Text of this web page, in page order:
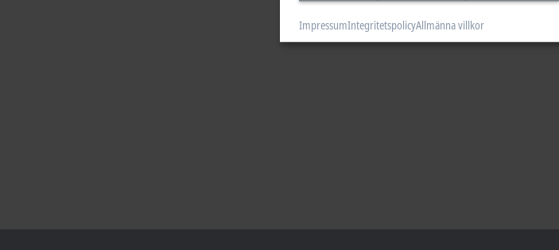
ImpressumIntegritetspolicyAllmänna villkor